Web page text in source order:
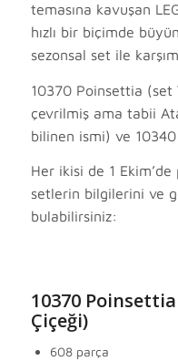
temasına kavuşan
hızlı bir biçimde
sezonsal set ile
10370 Poinsettia (set
çevrilmiş ama tabii
bilinen ismi) ve
Her ikisi de 1
setlerin bilgilerini ve
bulabilirsiniz:
10370
Çiçeği)
608 parça